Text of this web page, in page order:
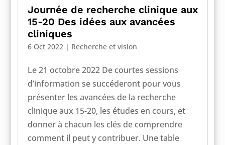
Journée de recherche clinique aux
15-20 Des idées aux avancées
cliniques
6 Oct 2022 | Recherche et vision
Le 21 octobre 2022 De courtes sessions
d’information se succéderont pour vous
présenter les avancées de la recherche
clinique aux 15-20, les études en cours, et
donner à chacun les clés de comprendre
comment il peut y contribuer. Une table